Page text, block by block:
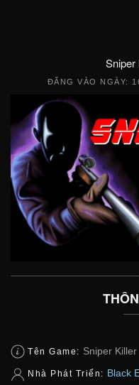
Sniper
ĐĂNG VÀO NGÀY:
Tên Game: Sniper Killer
Nhà Phát Triển: Black